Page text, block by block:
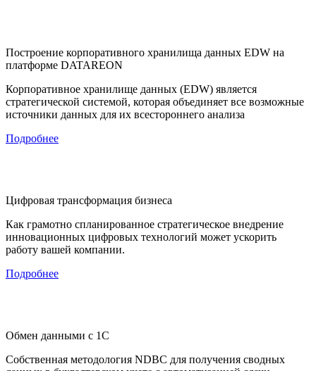
Построение корпоративного хранилища данных EDW на
платформе DATAREON
Корпоративное хранилище данных (EDW) является
стратегической системой, которая объединяет все возможные
источники данных для их всестороннего анализа
Подробнее
Цифровая трансформация бизнеса
Как грамотно спланированное стратегическое внедрение
инновационных цифровых технологий может ускорить
работу вашей компании.
Подробнее
Обмен данными с 1С
Собственная методология NDBC для получения сводных